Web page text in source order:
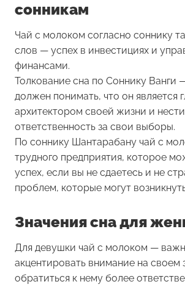
сонникам
Чай с молоком согласно соннику
слов — успех в инвестициях и
финансами.
Толкование сна по Соннику Ванги
должен понимать, что он является
архитектором своей жизни и нести
ответственность за свои выборы.
По соннику Шантарабану чай с
трудного предприятия, которое
успех, если вы не сдаетесь и не
проблем, которые могут
Значения сна для
Для девушки чай с молоком —
акцентировать внимание на своем
обратиться к нему более